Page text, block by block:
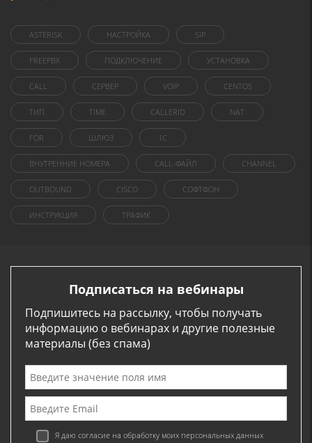
ASTERISK НАСТРОЙКА SIP
FREEPBX ПОДКЛЮЧЕНИЕ УСТАНОВКА
CALL СЕРВЕР VOIP CENTOS
ТИП TIME CALLERID NAT
FOR ШЛЮЗ 1C
ВНУТРЕННИЕ НОМЕРА CALL-ФАЙЛ CHANNEL
OUTBOUND CISCO СОФТФОН
ИНСТРУКЦИЯ ТРАФИК
Подписаться на вебинары
Подпишитесь на рассылку, чтобы получать
информацию о вебинарах и другие полезные
материалы (без спама)
Я даю согласие на обработку моих персональных данных